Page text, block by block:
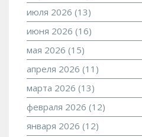
июля 2026 (13)
июня 2026 (16)
мая 2026 (15)
апреля 2026 (11)
марта 2026 (13)
февраля 2026 (12)
января 2026 (12)